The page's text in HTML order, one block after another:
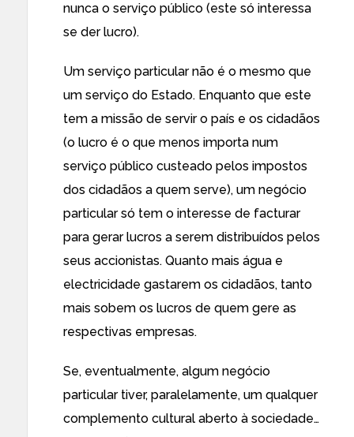
nunca o serviço público (este só interessa
se der lucro).
Um serviço particular não é o mesmo que
um serviço do Estado. Enquanto que este
tem a missão de servir o país e os cidadãos
(o lucro é o que menos importa num
serviço público custeado pelos impostos
dos cidadãos a quem serve), um negócio
particular só tem o interesse de facturar
para gerar lucros a serem distribuídos pelos
seus accionistas. Quanto mais água e
electricidade gastarem os cidadãos, tanto
mais sobem os lucros de quem gere as
respectivas empresas.
Se, eventualmente, algum negócio
particular tiver, paralelamente, um qualquer
complemento cultural aberto à sociedade…